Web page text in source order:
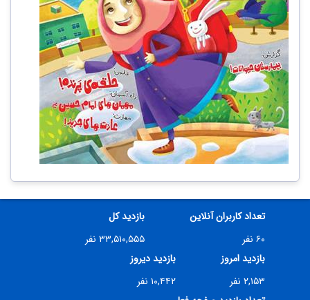
تعداد کاربران آنلاین
۶۰ نفر
بازدید کل
۳۳,۵۱۰,۵۵۵ نفر
بازدید امروز
۲,۱۵۳ نفر
بازدید دیروز
۱۰,۴۴۲ نفر